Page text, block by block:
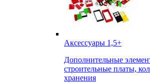
Аксессуары 1,5+
Дополнительные
строительные платы,
хранения